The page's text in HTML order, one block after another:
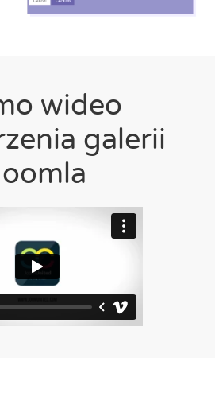
wideo
galerii